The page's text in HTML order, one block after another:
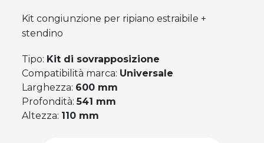
Kit congiunzione per ripiano estraibile +
stendino
Tipo: Kit di sovrapposizione
Compatibilità marca: Universale
Larghezza: 600 mm
Profondità:541 mm
Altezza: 110 mm